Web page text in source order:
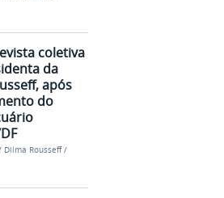
coletiva
da
após
do
Dilma Rousseff /